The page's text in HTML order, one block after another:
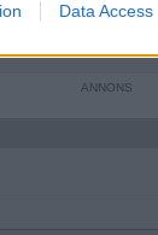
Data Access
xfx-amd-